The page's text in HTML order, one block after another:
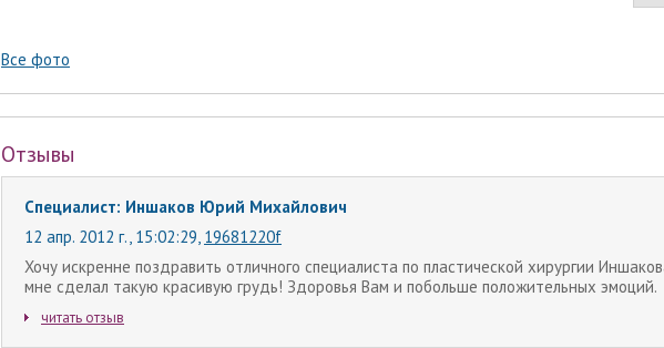
Все фото
Отзывы
Специалист: Иншаков Юрий Михайлович
12 апр. 2012 г., 15:02:29, 19681220f
Хочу искренне поздравить отличного специалиста по пластической хирургии
мне сделал такую красивую грудь! Здоровья Вам и побольше положительных эмоций.
читать отзыв